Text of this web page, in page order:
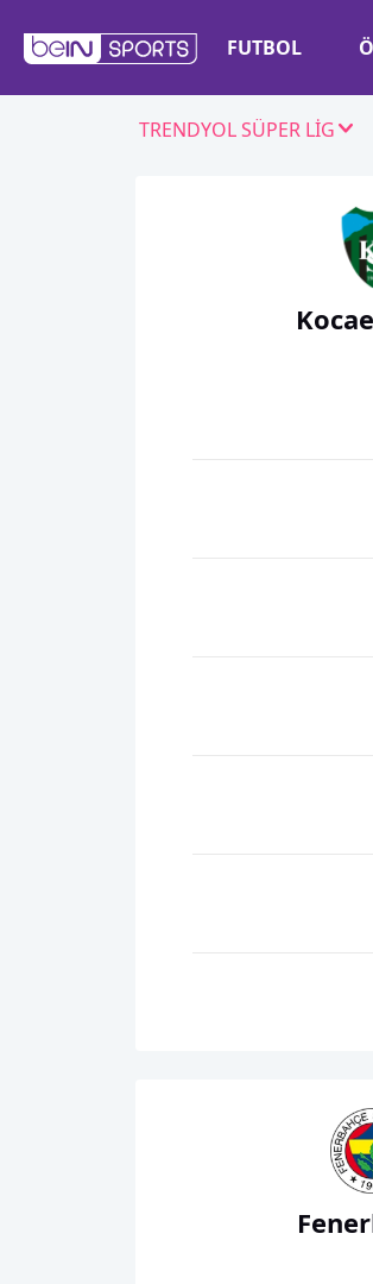
FUTBOL
TRENDYOL SÜPER LİG